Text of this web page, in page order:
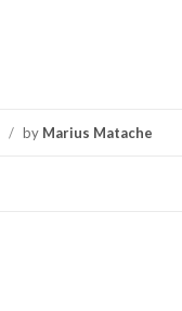
/ by Marius Matache